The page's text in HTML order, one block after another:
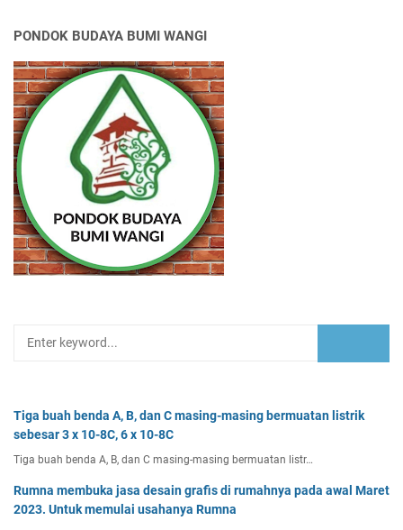
PONDOK BUDAYA BUMI WANGI
Tiga buah benda A, B, dan C masing-masing bermuatan listrik
sebesar 3 x 10-8C, 6 x 10-8C
Tiga buah benda A, B, dan C masing-masing bermuatan listr…
Rumna membuka jasa desain grafis di rumahnya pada awal Maret
2023. Untuk memulai usahanya Rumna